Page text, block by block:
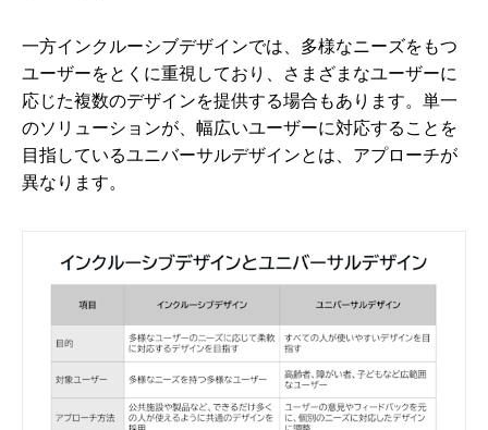
一方インクルーシブデザインでは、多様なニーズをもつ
ユーザーをとくに重視しており、さまざまなユーザーに
応じた複数のデザインを提供する場合もあります。単一
のソリューションが、幅広いユーザーに対応することを
目指しているユニバーサルデザインとは、アプローチが
異なります。